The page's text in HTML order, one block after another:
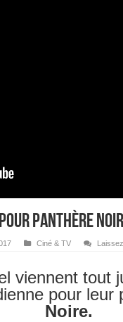
PANTHÈRE
Ciné & TV
viennent tout
pour leur
Noire.